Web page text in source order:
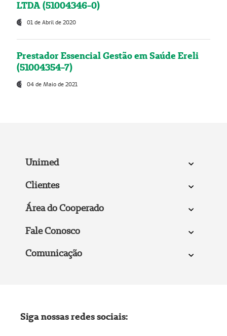
LTDA (51004346-0)
01 de Abril de 2020
Prestador Essencial Gestão em Saúde Ereli
(51004354-7)
04 de Maio de 2021
Unimed
Clientes
Área do Cooperado
Fale Conosco
Comunicação
Siga nossas redes sociais: